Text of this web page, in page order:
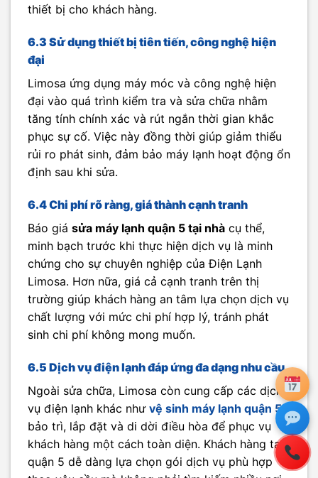
thiết bị cho khách hàng.
6.3 Sử dụng thiết bị tiên tiến, công nghệ hiện
đại
Limosa ứng dụng máy móc và công nghệ hiện
đại vào quá trình kiểm tra và sửa chữa nhằm
tăng tính chính xác và rút ngắn thời gian khắc
phục sự cố. Việc này đồng thời giúp giảm thiểu
rủi ro phát sinh, đảm bảo máy lạnh hoạt động ổn
định sau khi sửa.
6.4 Chi phí rõ ràng, giá thành cạnh tranh
Báo giá sửa máy lạnh quận 5 tại nhà cụ thể,
minh bạch trước khi thực hiện dịch vụ là minh
chứng cho sự chuyên nghiệp của Điện Lạnh
Limosa. Hơn nữa, giá cả cạnh tranh trên thị
trường giúp khách hàng an tâm lựa chọn dịch vụ
chất lượng với mức chi phí hợp lý, tránh phát
sinh chi phí không mong muốn.
6.5 Dịch vụ điện lạnh đáp ứng đa dạng nhu cầu
Ngoài sửa chữa, Limosa còn cung cấp các dịch
vụ điện lạnh khác như vệ sinh máy lạnh quận 5,
bảo trì, lắp đặt và di dời điều hòa để phục vụ
khách hàng một cách toàn diện. Khách hàng tại
quận 5 dễ dàng lựa chọn gói dịch vụ phù hợp